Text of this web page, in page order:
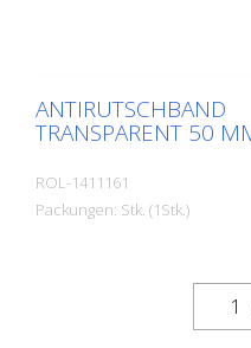
ANTIRUTSCHBAND
TRANSPARENT 50
ROL-1411161
Packungen: Stk. (1Stk.)